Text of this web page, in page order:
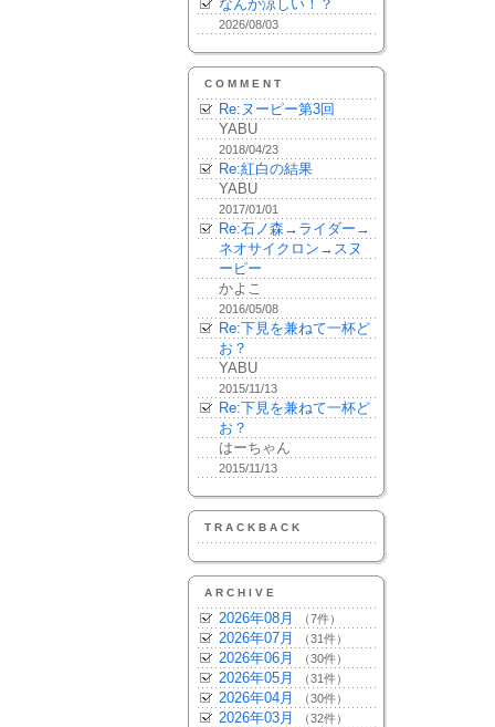
なんか涼しい！？
2026/08/03
COMMENT
Re:ヌーピー第3回
YABU
2018/04/23
Re:紅白の結果
YABU
2017/01/01
Re:石ノ森→ライダー→
ネオサイクロン→スヌ
ーピー
かよこ
2016/05/08
Re:下見を兼ねて一杯ど
お？
YABU
2015/11/13
Re:下見を兼ねて一杯ど
お？
はーちゃん
2015/11/13
TRACKBACK
ARCHIVE
2026年08月 （7件）
2026年07月 （31件）
2026年06月 （30件）
2026年05月 （31件）
2026年04月 （30件）
2026年03月 （32件）